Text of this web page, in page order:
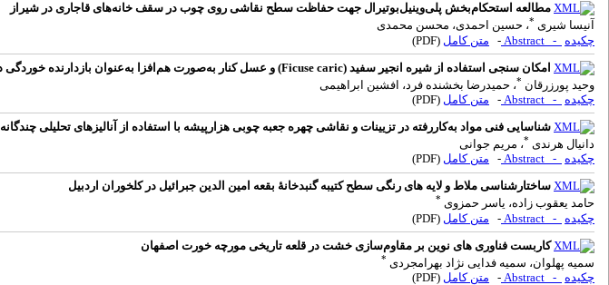
مطالعه استحکام‌بخش پلی‌وینیل‌بوتیرال جهت حفاظت سطح نقاشی روی چوب در سقف خانه‌های قاجاری در شیراز
آنیسا شیری *، حسین احمدی، محسن محمدی
چکیده
- Abstract
- متن کامل (PDF)
امکان سنجی استفاده از شیره انجیر سفید (Ficuse caric) و عسل کنار به‌صورت هم‌افزا به‌عنوان بازدارنده خوردگی در آلیاژهای باستانی با درصد Cu-10Sn
وحید پورزرقان *، حمیدرضا بخشنده فرد، افشین ابراهیمی
چکیده
- Abstract
- متن کامل (PDF)
شناسایی فنی مواد به‌کاررفته در تزیینات و نقاشی چهره جعبه چوبی هزارپیشه با استفاده از آنالیزهای تحلیلی چندگانه
دانیال هرندی *، مریم جوانی
چکیده
- Abstract
- متن کامل (PDF)
ساختارشناسی ملاط و لایه های رنگی سطح کتیبه گنبدخانۀ بقعه امین الدین جبرائیل در کلخوران اردبیل
حامد یعقوب زاده، یاسر حمزوی *
چکیده - Abstract
- متن کامل (PDF)
کاربست فناوری های نوین بر مقاوم‌سازی خشت در قلعه تاریخی مورچه خورت اصفهان
سمیه پهلوان، سمیه فدایی نژاد بهرامجردی *
چکیده - Abstract
- متن کامل (PDF)